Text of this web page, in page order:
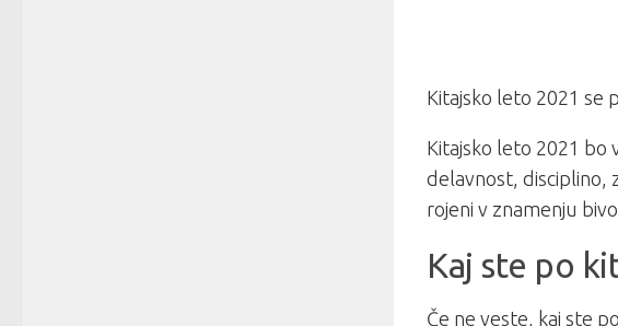
Kitajsko leto 2021 se
Kitajsko leto 2021 bo
delavnost, disciplino,
rojeni v znamenju
Kaj ste po
Če ne veste, kaj ste